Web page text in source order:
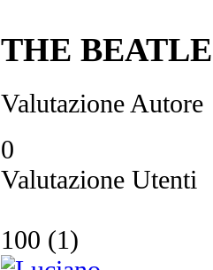
THE
Valutazione Autore
0
Valutazione Utenti
100 (1)